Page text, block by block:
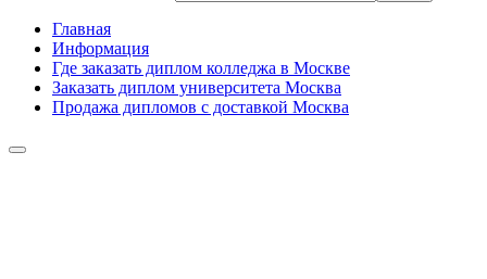
Главная
Информация
Где заказать диплом колледжа в Москве
Заказать диплом университета Москва
Продажа дипломов с доставкой Москва